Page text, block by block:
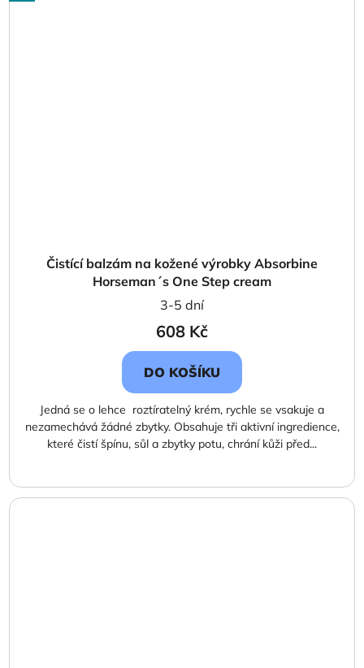
Čistící balzám na kožené výrobky Absorbine
Horseman´s One Step cream
3-5 dní
608 Kč
DO KOŠÍKU
Jedná se o lehce roztíratelný krém, rychle se vsakuje a
nezamechává žádné zbytky. Obsahuje tři aktivní ingredience,
které čistí špínu, sůl a zbytky potu, chrání kůži před...